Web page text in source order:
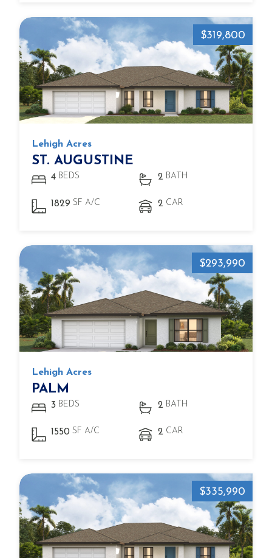
$319,800
Lehigh Acres
ST. AUGUSTINE
4 BEDS 2 BATH
1829 SF A/C 2 CAR
$293,990
Lehigh Acres
PALM
3 BEDS 2 BATH
1550 SF A/C 2 CAR
$335,990